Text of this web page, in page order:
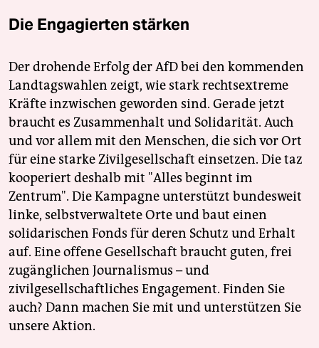
Die Engagierten stärken
Der drohende Erfolg der AfD bei den kommenden
Landtagswahlen zeigt, wie stark rechtsextreme
Kräfte inzwischen geworden sind. Gerade jetzt
braucht es Zusammenhalt und Solidarität. Auch
und vor allem mit den Menschen, die sich vor Ort
für eine starke Zivilgesellschaft einsetzen. Die taz
kooperiert deshalb mit "Alles beginnt im
Zentrum". Die Kampagne unterstützt bundesweit
linke, selbstverwaltete Orte und baut einen
solidarischen Fonds für deren Schutz und Erhalt
auf. Eine offene Gesellschaft braucht guten, frei
zugänglichen Journalismus – und
zivilgesellschaftliches Engagement. Finden Sie
auch? Dann machen Sie mit und unterstützen Sie
unsere Aktion.